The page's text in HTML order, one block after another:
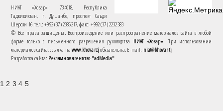
НИАТ «Ховар»: 734018, Республика
Таджикистан, г. Душанбе, проспект Саъди
Шерози 16. тел.: +992 (37) 2385217, факс: +992 (37) 2232383
© Все права защищены. Воспроизведение или распространение материалов сайта в любой
форме только с письменного разрешения руководства НИАТ «Ховар». При использовании
материалов сайта, ссылка наwww.khovar.tjобязательна. E-mail: niat@khovar.tj
Разработка сайта: Рекламное агентство "adMedia"
1 2 3 4 5